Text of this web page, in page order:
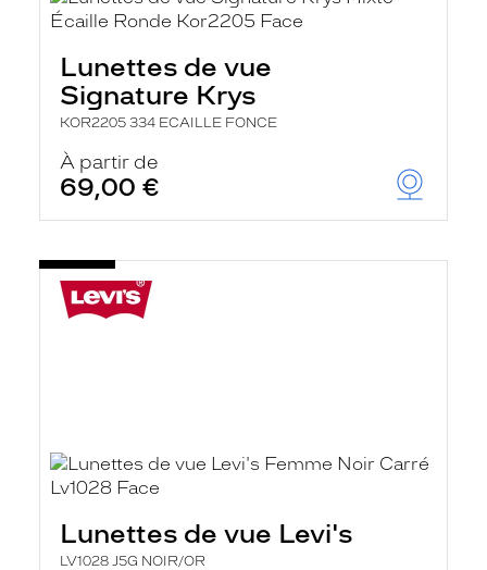
Lunettes de vue
Signature Krys
KOR2205 334 ECAILLE FONCE
À partir de
69,00 €
Lunettes de vue Levi's
LV1028 J5G NOIR/OR